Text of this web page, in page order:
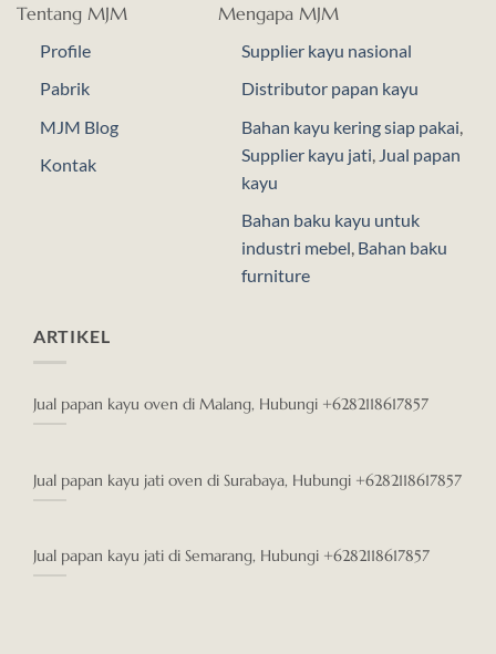
Tentang MJM
Profile
Pabrik
MJM Blog
Kontak
Mengapa MJM
Supplier kayu nasional
Distributor papan kayu
Bahan kayu kering siap pakai
Supplier kayu jati Jual papan
kayu
Bahan baku kayu untuk
industri mebel, Bahan baku
furniture
ARTIKEL
Jual papan kayu oven di Malang, Hubungi +6282118617857
Jual papan kayu jati oven di Surabaya, Hubungi +6282118617857
Jual papan kayu jati di Semarang, Hubungi +6282118617857